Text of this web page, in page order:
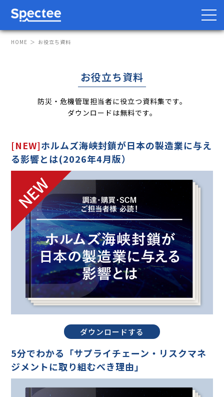
防災・BCP向け サプライチェーン向け
Spectee SCR
スマートリスク管理
導入事例
レポート
セミナー・イベント
企業情報
ニュース
ミッション
沿革
会社概要
HOME お役立ち資料
お役立ち資料
防災・危機管理担当者に役立つ資料集です。
ダウンロードは無料です。
[NEW]ホルムズ海峡封鎖が日本の製造業に与え
る影響とは(2026年4月版）
ダウンロードする
5分でわかる「サプライチェーン・リスクマネ
ジメントに取り組むべき理由」